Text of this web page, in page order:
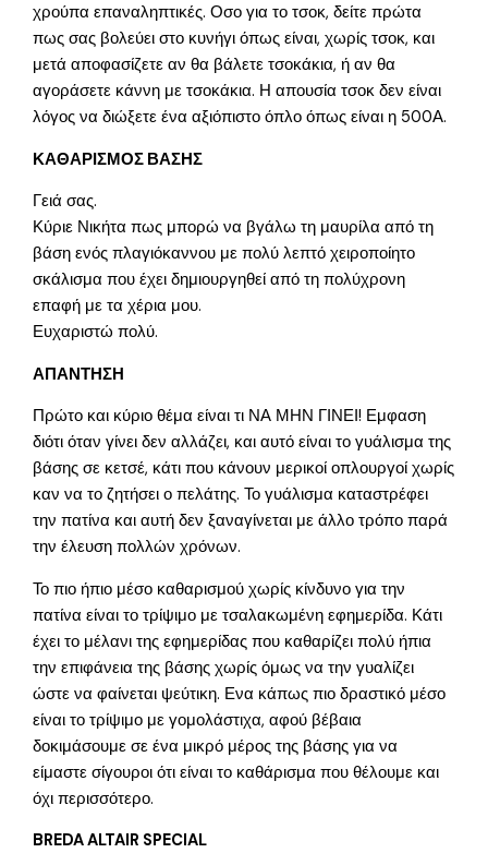
χρούπα επαναληπτικές. Οσο για το τσοκ, δείτε πρώτα
πως σας βολεύει στο κυνήγι όπως είναι, χωρίς τσοκ, και
μετά αποφασίζετε αν θα βάλετε τσοκάκια, ή αν θα
αγοράσετε κάννη με τσοκάκια. Η απουσία τσοκ δεν είναι
λόγος να διώξετε ένα αξιόπιστο όπλο όπως είναι η 500Α.
ΚΑΘΑΡΙΣΜΟΣ ΒΑΣΗΣ
Γειά σας.
Κύριε Νικήτα πως μπορώ να βγάλω τη μαυρίλα από τη
βάση ενός πλαγιόκαννου με πολύ λεπτό χειροποίητο
σκάλισμα που έχει δημιουργηθεί από τη πολύχρονη
επαφή με τα χέρια μου.
Ευχαριστώ πολύ.
ΑΠΑΝΤΗΣΗ
Πρώτο και κύριο θέμα είναι τι ΝΑ ΜΗΝ ΓΙΝΕΙ! Εμφαση
διότι όταν γίνει δεν αλλάζει, και αυτό είναι το γυάλισμα της
βάσης σε κετσέ, κάτι που κάνουν μερικοί οπλουργοί χωρίς
καν να το ζητήσει ο πελάτης. Το γυάλισμα καταστρέφει
την πατίνα και αυτή δεν ξαναγίνεται με άλλο τρόπο παρά
την έλευση πολλών χρόνων.
Το πιο ήπιο μέσο καθαρισμού χωρίς κίνδυνο για την
πατίνα είναι το τρίψιμο με τσαλακωμένη εφημερίδα. Κάτι
έχει το μέλανι της εφημερίδας που καθαρίζει πολύ ήπια
την επιφάνεια της βάσης χωρίς όμως να την γυαλίζει
ώστε να φαίνεται ψεύτικη. Ενα κάπως πιο δραστικό μέσο
είναι το τρίψιμο με γομολάστιχα, αφού βέβαια
δοκιμάσουμε σε ένα μικρό μέρος της βάσης για να
είμαστε σίγουροι ότι είναι το καθάρισμα που θέλουμε και
όχι περισσότερο.
BREDA ALTAIR SPECIAL